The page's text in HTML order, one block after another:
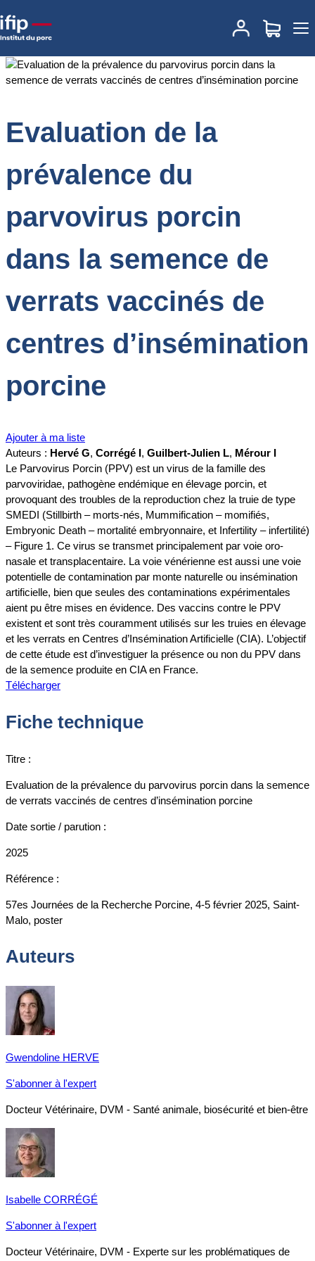
Accueil
Evaluation de la prévalence du
parvovirus porcin dans la semence de verrats vaccinés de
Evaluation de la
prévalence du
parvovirus porcin
dans la semence de
verrats vaccinés de
centres d’insémination
porcine
Ajouter à ma liste
Auteurs : Hervé G, Corrégé I, Guilbert-Julien L, Mérour I
Le Parvovirus Porcin (PPV) est un virus de la famille des
parvoviridae, pathogène endémique en élevage porcin, et
provoquant des troubles de la reproduction chez la truie de type
SMEDI (Stillbirth – morts-nés, Mummification – momifiés,
Embryonic Death – mortalité embryonnaire, et Infertility – infertilité)
– Figure 1. Ce virus se transmet principalement par voie oro-
nasale et transplacentaire. La voie vénérienne est aussi une voie
potentielle de contamination par monte naturelle ou insémination
artificielle, bien que seules des contaminations expérimentales
aient pu être mises en évidence. Des vaccins contre le PPV
existent et sont très couramment utilisés sur les truies en élevage
et les verrats en Centres d’Insémination Artificielle (CIA). L’objectif
de cette étude est d’investiguer la présence ou non du PPV dans
de la semence produite en CIA en France.
Télécharger
Fiche technique
Titre :
Evaluation de la prévalence du parvovirus porcin dans la semence
de verrats vaccinés de centres d’insémination porcine
Date sortie / parution :
2025
Référence :
57es Journées de la Recherche Porcine, 4-5 février 2025, Saint-
Malo, poster
Auteurs
Gwendoline HERVE
S'abonner à l'expert
Docteur Vétérinaire, DVM - Santé animale, biosécurité et bien-être
Isabelle CORRÉGÉ
S'abonner à l'expert
Docteur Vétérinaire, DVM - Experte sur les problématiques de